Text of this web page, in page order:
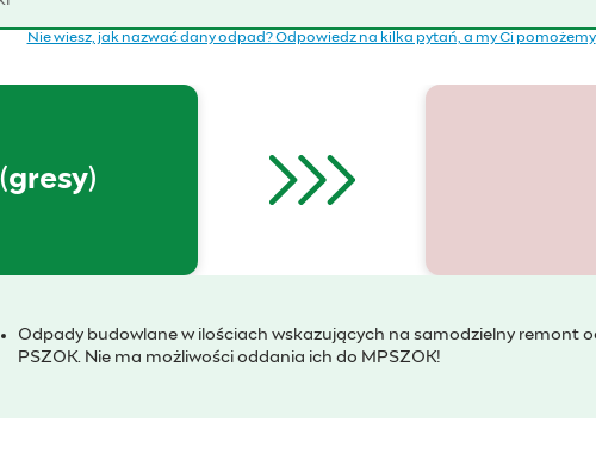
Nie wiesz, jak nazwać dany odpad? Odpowiedz na kilka pytań, a my Ci pomożemy
Odpady budowlane w ilościach wskazujących na samodzielny remont
PSZOK. Nie ma możliwości oddania ich do MPSZOK!